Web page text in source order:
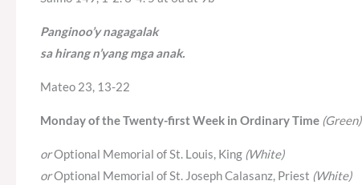
Panginoo’y nagagalak
sa hirang n’yang mga anak.
Mateo 23, 13-22
Monday of the Twenty-first Week in Ordinary Time (Green)
orOptional Memorial of St. Louis, King (White)
orOptional Memorial of St. Joseph Calasanz, Priest (White)